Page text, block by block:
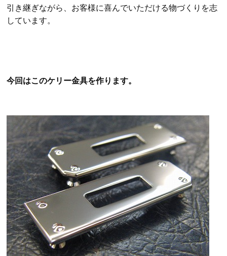
引き継ぎながら、お客様に喜んでいただける物づくりを志
しています。
今回はこのケリー金具を作ります。